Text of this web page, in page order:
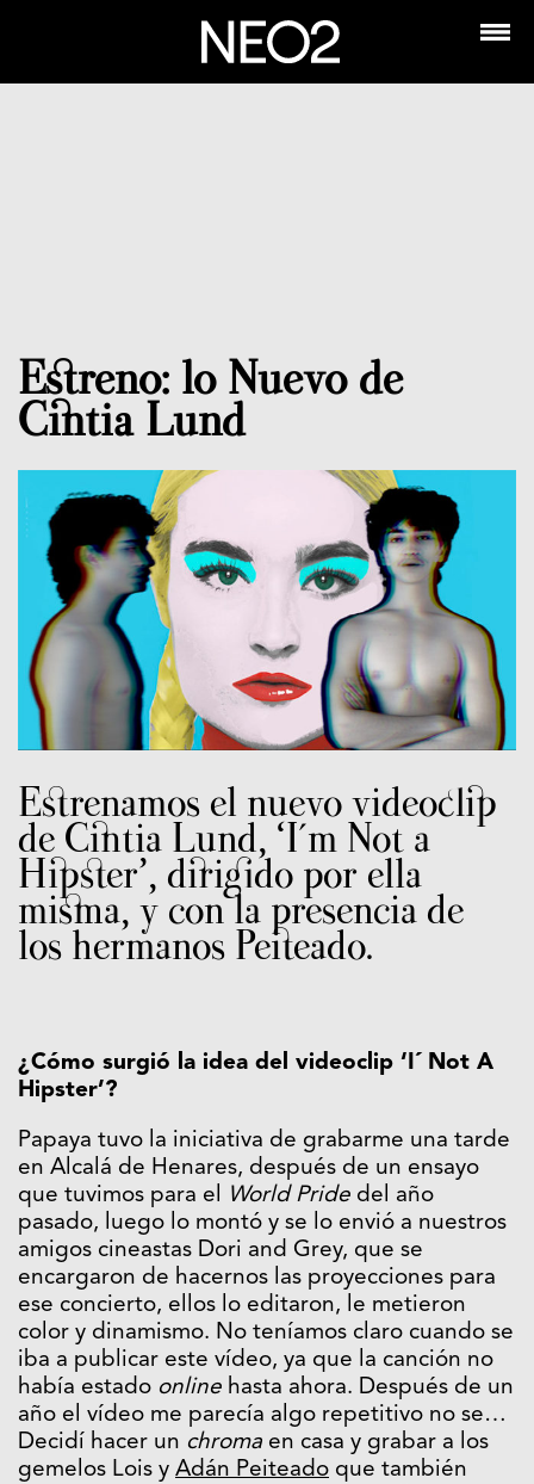
Estreno: lo Nuevo de
Cintia Lund
Estrenamos el nuevo videoclip
de Cintia Lund, ‘I´m Not a
Hipster’, dirigido por ella
misma, y con la presencia de
los hermanos Peiteado.
¿Cómo surgió la idea del videoclip ‘I´ Not A
Hipster’?
Papaya tuvo la iniciativa de grabarme una tarde
en Alcalá de Henares, después de un ensayo
que tuvimos para el World Pride del año
pasado, luego lo montó y se lo envió a nuestros
amigos cineastas Dori and Grey, que se
encargaron de hacernos las proyecciones para
ese concierto, ellos lo editaron, le metieron
color y dinamismo. No teníamos claro cuando se
iba a publicar este vídeo, ya que la canción no
había estado online hasta ahora. Después de un
año el vídeo me parecía algo repetitivo no se…
Decidí hacer un chroma en casa y grabar a los
gemelos Lois y Adán Peiteado que también